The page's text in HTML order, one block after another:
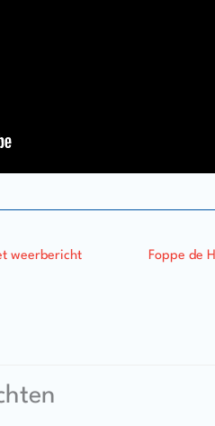
weerbericht Foppe de